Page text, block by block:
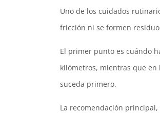
Uno de los cuidados
fricción ni se formen
El primer punto es cuándo
kilómetros, mientras que en
suceda primero.
La recomendación